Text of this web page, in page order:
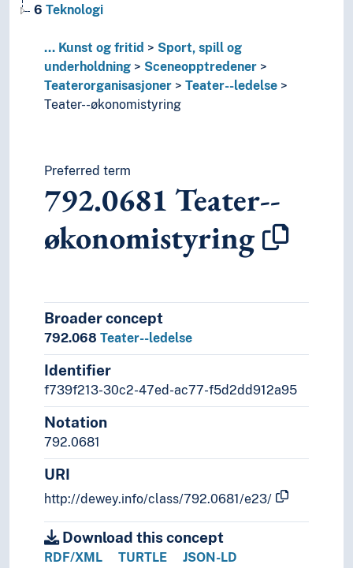
6 Teknologi
... Kunst og fritid
Sport, spill og
underholdning
Sceneopptredener
Teaterorganisasjoner
Teater--ledelse
Teater--økonomistyring
Preferred term
792.0681 Teater--
økonomistyring
Broader concept
792.068 Teater--ledelse
Identifier
f739f213-30c2-47ed-ac77-f5d2dd912a95
Notation
792.0681
URI
http://dewey.info/class/792.0681/e23/
Download this concept
RDF/XML TURTLE JSON-LD